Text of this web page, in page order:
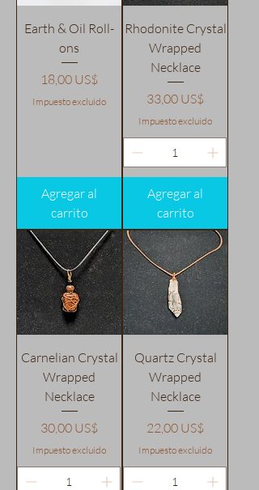
Earth & Oil Roll-
ons
Precio
18,00 US$
Impuesto excluido
Agregar al
carrito
Rhodonite Crystal
Wrapped
Necklace
Precio
33,00 US$
Impuesto excluido
Agregar al
carrito
Carnelian Crystal
Wrapped
Necklace
Precio
30,00 US$
Impuesto excluido
Quartz Crystal
Wrapped
Necklace
Precio
22,00 US$
Impuesto excluido